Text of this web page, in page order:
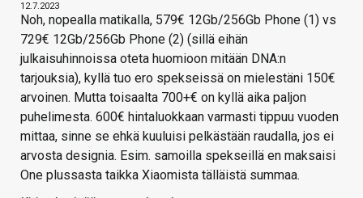
12.7.2023
Noh, nopealla matikalla, 579€ 12Gb/256Gb Phone (1) vs
729€ 12Gb/256Gb Phone (2) (sillä eihän
julkaisuhinnoissa oteta huomioon mitään DNA:n
tarjouksia), kyllä tuo ero spekseissä on mielestäni 150€
arvoinen. Mutta toisaalta 700+€ on kyllä aika paljon
puhelimesta. 600€ hintaluokkaan varmasti tippuu vuoden
mittaa, sinne se ehkä kuuluisi pelkästään raudalla, jos ei
arvosta designia. Esim. samoilla spekseillä en maksaisi
One plussasta taikka Xiaomista tälläistä summaa.